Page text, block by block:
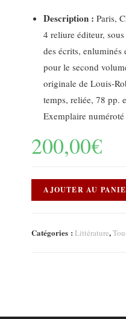
Description : Paris,
4 reliure éditeur,
des écrits,
pour le second
originale de Louis-
temps, reliée, 78 pp.
Exemplaire
200,00€
AJOUTER AU
Catégories :Littérature,